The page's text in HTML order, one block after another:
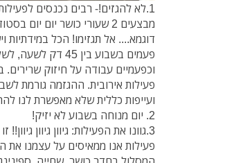
1.לא להגזים!- רבים נכנסים
מבצעים 2 שעורי כושר יום
וכפעמיים עבודה על חיזוק
פעילות אירובית. ההגזמה גורמת
ועייפות כללית שלא מאפשרת לנו
2. יום מנוחה בשבוע לא יזיק!
3.גוונו את הפעילות: גיוון גיוון
פעילות אנו ממאיסים על עצמנו